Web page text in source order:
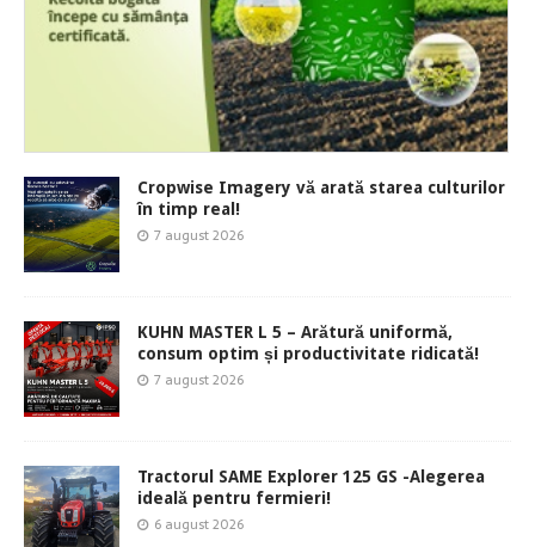
Cropwise Imagery vă arată starea culturilor
în timp real!
7 august 2026
KUHN MASTER L 5 – Arătură uniformă,
consum optim și productivitate ridicată!
7 august 2026
Tractorul SAME Explorer 125 GS -Alegerea
ideală pentru fermieri!
6 august 2026